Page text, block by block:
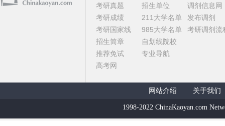
考研真题
考研成绩
考研国家线
招生简章
推荐免试
高考网
招生单位
211大学名单
985大学名单
自划线院校
专业导航
调剂信息网
发布调剂
考研调剂流
网站介绍 关于我们
1998-2022 ChinaKaoyan.com